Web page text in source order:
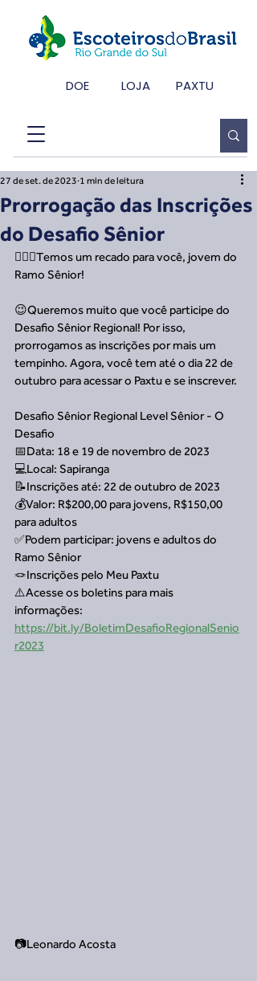
DOE LOJA PAXTU
Prorrogação das Inscrições
do Desafio Sênior
27 de set. de 2023 1 min de leitura
🙋🏼‍♂️Temos um recado para você, jovem do
Ramo Sênior!
😉Queremos muito que você participe do
Desafio Sênior Regional! Por isso,
prorrogamos as inscrições por mais um
tempinho. Agora, você tem até o dia 22 de
outubro para acessar o Paxtu e se inscrever.
Desafio Sênior Regional Level Sênior - O
Desafio
📅Data: 18 e 19 de novembro de 2023
💻Local: Sapiranga
📝Inscrições até: 22 de outubro de 2023
💰Valor: R$200,00 para jovens, R$150,00
para adultos
✅Podem participar: jovens e adultos do
Ramo Sênior
🪢Inscrições pelo Meu Paxtu
⚠️Acesse os boletins para mais
informações:
https://bit.ly/BoletimDesafioRegionalSenio
r2023
📷Leonardo Acosta